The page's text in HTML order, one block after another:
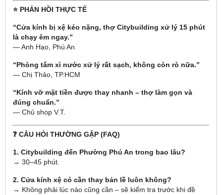
⭐ PHẢN HỒI THỰC TẾ
“Cửa kính bị xệ kéo nặng, thợ Citybuilding xử lý 15 phút
là chạy êm ngay.”
— Anh Hạo, Phú An
“Phòng tắm xì nước xử lý rất sạch, không còn rò nữa.”
— Chị Thảo, TP.HCM
“Kính vỡ mặt tiền được thay nhanh – thợ làm gọn và
đúng chuẩn.”
— Chủ shop V.T.
❓ CÂU HỎI THƯỜNG GẶP (FAQ)
1. Citybuilding đến Phường Phú An trong bao lâu?
→ 30–45 phút.
2. Cửa kính xệ có cần thay bản lề luôn không?
→ Không phải lúc nào cũng cần – sẽ kiểm tra trước khi đề